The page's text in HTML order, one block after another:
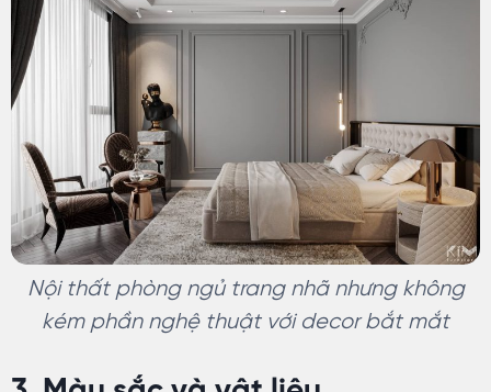
Nội thất phòng ngủ trang nhã nhưng không
kém phần nghệ thuật với decor bắt mắt